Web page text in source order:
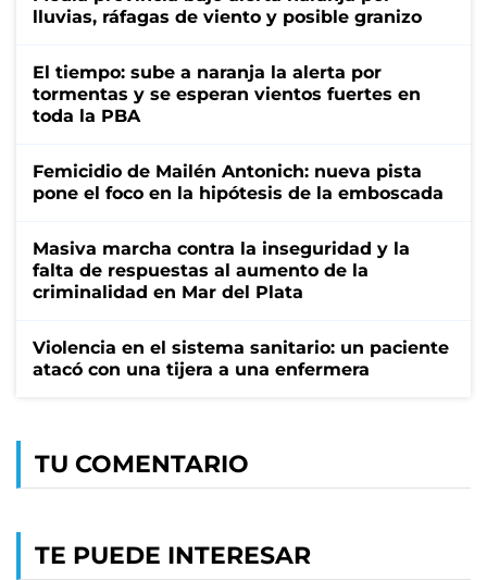
lluvias, ráfagas de viento y posible granizo
El tiempo: sube a naranja la alerta por
tormentas y se esperan vientos fuertes en
toda la PBA
Femicidio de Mailén Antonich: nueva pista
pone el foco en la hipótesis de la emboscada
Masiva marcha contra la inseguridad y la
falta de respuestas al aumento de la
criminalidad en Mar del Plata
Violencia en el sistema sanitario: un paciente
atacó con una tijera a una enfermera
TU COMENTARIO
TE PUEDE INTERESAR